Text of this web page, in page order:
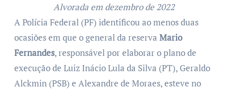
Alvorada em dezembro de 2022
A Polícia Federal (PF) identificou ao menos duas
ocasiões em que o general da reserva Mario
Fernandes, responsável por elaborar o plano de
execução de Luiz Inácio Lula da Silva (PT), Geraldo
Alckmin (PSB) e Alexandre de Moraes, esteve no